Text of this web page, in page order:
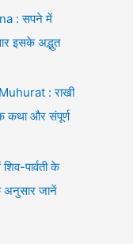
: सपने में
इसके अद्भुत
: राखी
कथा और संपूर्ण
पार्वती के
अनुसार जानें